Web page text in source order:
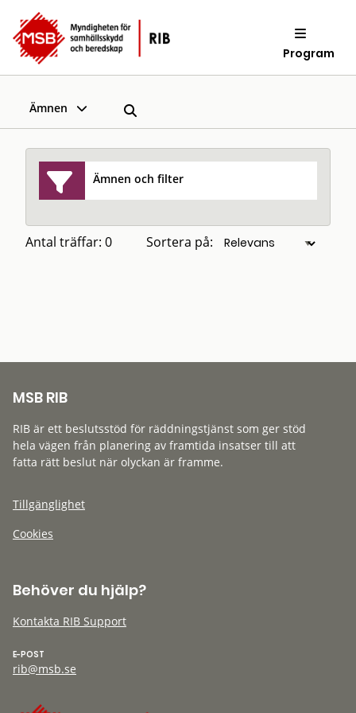
Program
Ämnen
Ämnen och filter
Antal träffar: 0 Sortera på:
MSB RIB
RIB är ett beslutsstöd för räddningstjänst som ger stöd
hela vägen från planering av framtida insatser till att
fatta rätt beslut när olyckan är framme.
Tillgänglighet
Cookies
Behöver du hjälp?
Kontakta RIB Support
E-POST
rib@msb.se